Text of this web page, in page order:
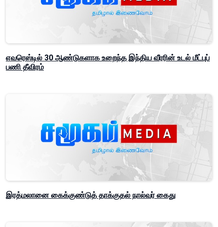
எவரெஸ்டில் 30 ஆண்டுகளாக உறைந்த இந்திய வீரரின் உடல் மீட்புப்
பணி தீவிரம்
இரத்மலானை கைக்குண்டுத் தாக்குதல் நால்வர் கைது